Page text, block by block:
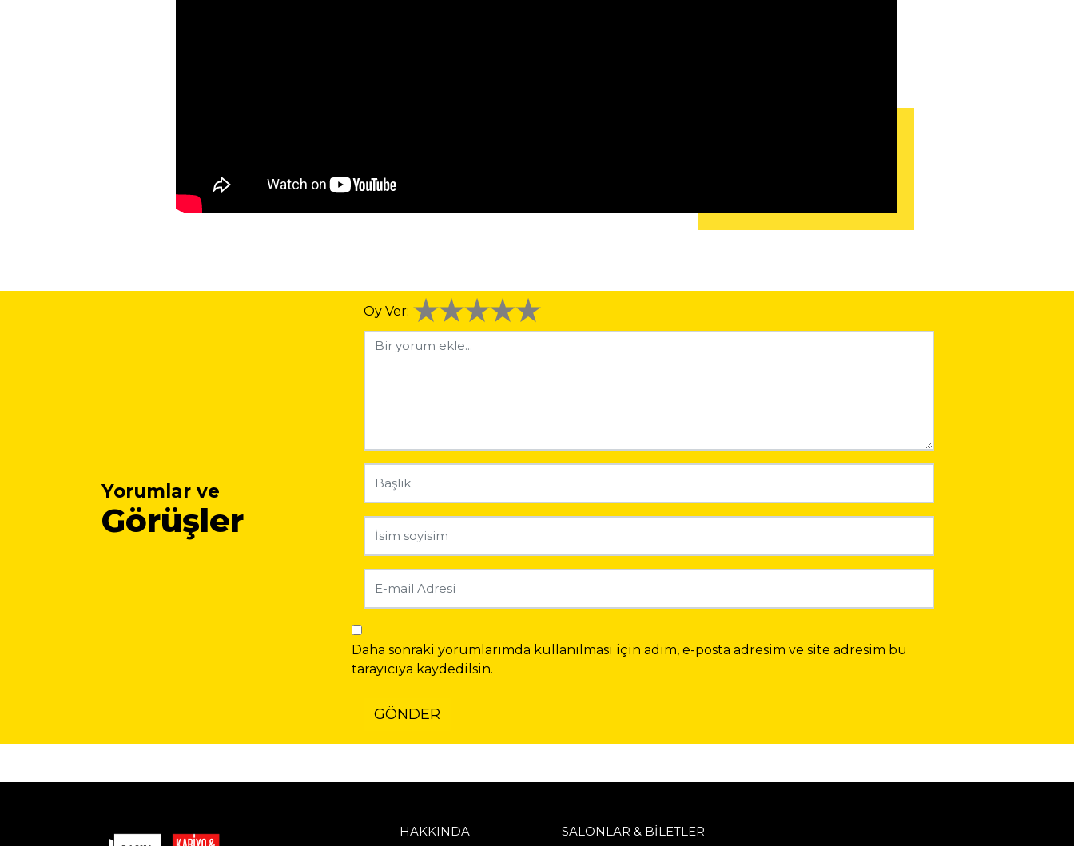
Yorumlar ve
Görüşler
Oy Ver:
Daha sonraki yorumlarımda kullanılması için adım, e-posta adresim ve site adresim bu
tarayıcıya kaydedilsin.
HAKKINDA SALONLAR & BİLETLER